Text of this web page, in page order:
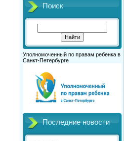
Поиск
Уполномоченный по правам ребенка в
Санкт-Петербурге
Последние новости